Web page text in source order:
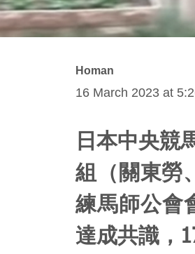
Homan
16 March 2023 at
日本中央競
組（關東勞
練馬師公會
達成共識，